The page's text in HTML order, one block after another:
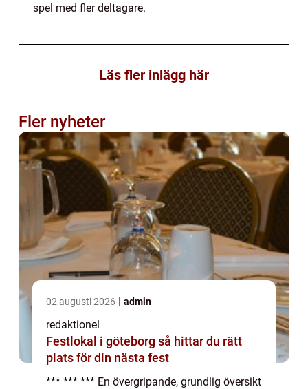
spel med fler deltagare.
Läs fler inlägg här
Fler nyheter
02 augusti 2026 admin
redaktionel
Festlokal i göteborg så hittar du rätt
plats för din nästa fest
*** *** *** En övergripande, grundlig översikt